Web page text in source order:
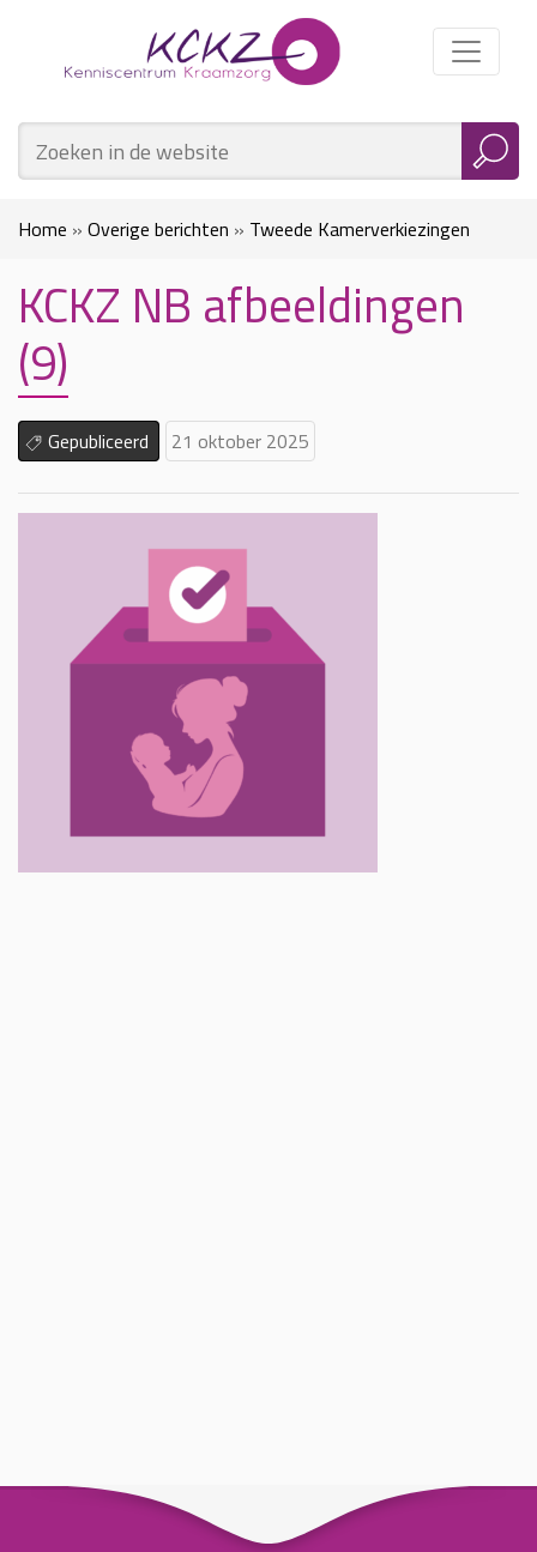
Home » Overige berichten » Tweede Kamerverkiezingen
2025: Stemmen over (Geboorte)zorg » KCKZ NB
afbeeldingen (9)
KCKZ NB afbeeldingen
(9)
Gepubliceerd 21 oktober 2025